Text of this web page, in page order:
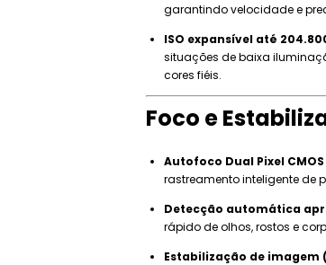
garantindo velocidade e
ISO expansível até
situações de baixa
cores fiéis.
Foco e
Autofoco Dual Pixel CMOS
rastreamento inteligente de
Detecção automática
rápido de olhos, rostos e
Estabilização de imagem